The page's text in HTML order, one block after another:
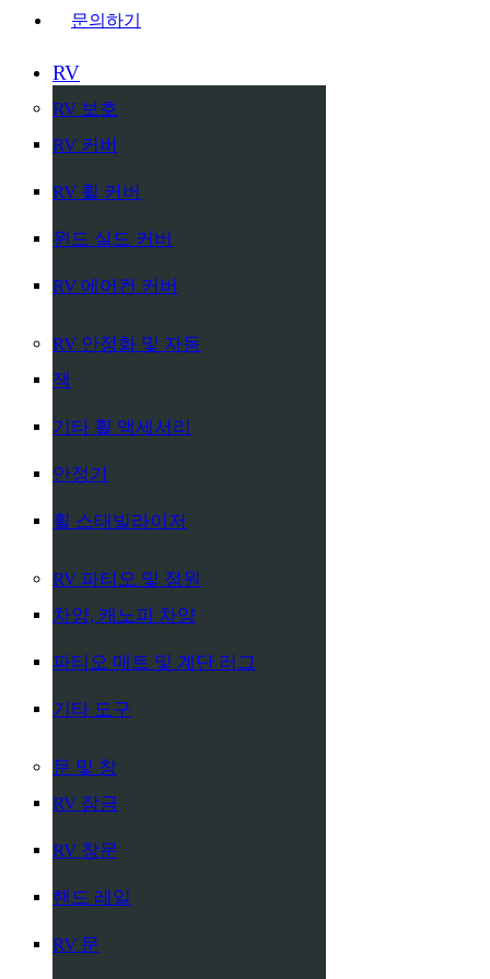
문의하기
RV
RV 보호
RV 커버
RV 휠 커버
윈드 실드 커버
RV 에어컨 커버
RV 안정화 및 자동
잭
기타 휠 액세서리
안정기
휠 스태빌라이저
RV 파티오 및 정원
차양, 캐노피 차양
파티오 매트 및 계단 러그
기타 도구
문 및 창
RV 잠금
RV 창문
핸드 레일
RV 문